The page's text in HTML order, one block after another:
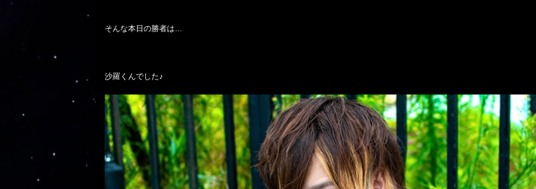
そんな本日の勝者は…
沙羅くんでした♪